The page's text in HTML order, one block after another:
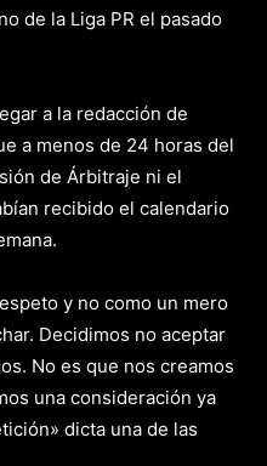
de la Liga PR el pasado
a la redacción de
a menos de 24 horas del
de Árbitraje ni el
recibido el calendario
y no como un mero
Decidimos no aceptar
No es que nos creamos
una consideración ya
dicta una de las